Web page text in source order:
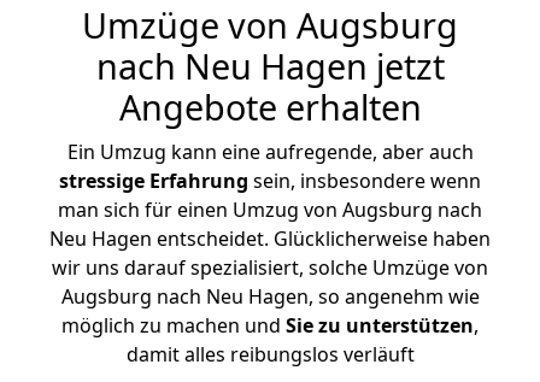
Umzüge von Augsburg
nach Neu Hagen jetzt
Angebote erhalten
Ein Umzug kann eine aufregende, aber auch
stressige Erfahrung sein, insbesondere wenn
man sich für einen Umzug von Augsburg nach
Neu Hagen entscheidet. Glücklicherweise haben
wir uns darauf spezialisiert, solche Umzüge von
Augsburg nach Neu Hagen, so angenehm wie
möglich zu machen und Sie zu unterstützen,
damit alles reibungslos verläuft